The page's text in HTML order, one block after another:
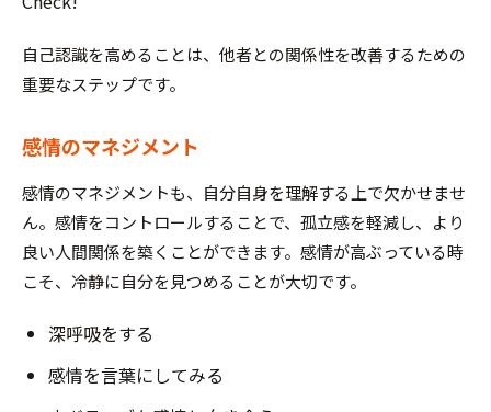
自己認識を高めることは、他者との関係性を改善するための
重要なステップです。
感情のマネジメント
感情のマネジメントも、自分自身を理解する上で欠かせませ
ん。感情をコントロールすることで、孤立感を軽減し、より
良い人間関係を築くことができます。感情が高ぶっている時
こそ、冷静に自分を見つめることが大切です。
深呼吸をする
感情を言葉にしてみる